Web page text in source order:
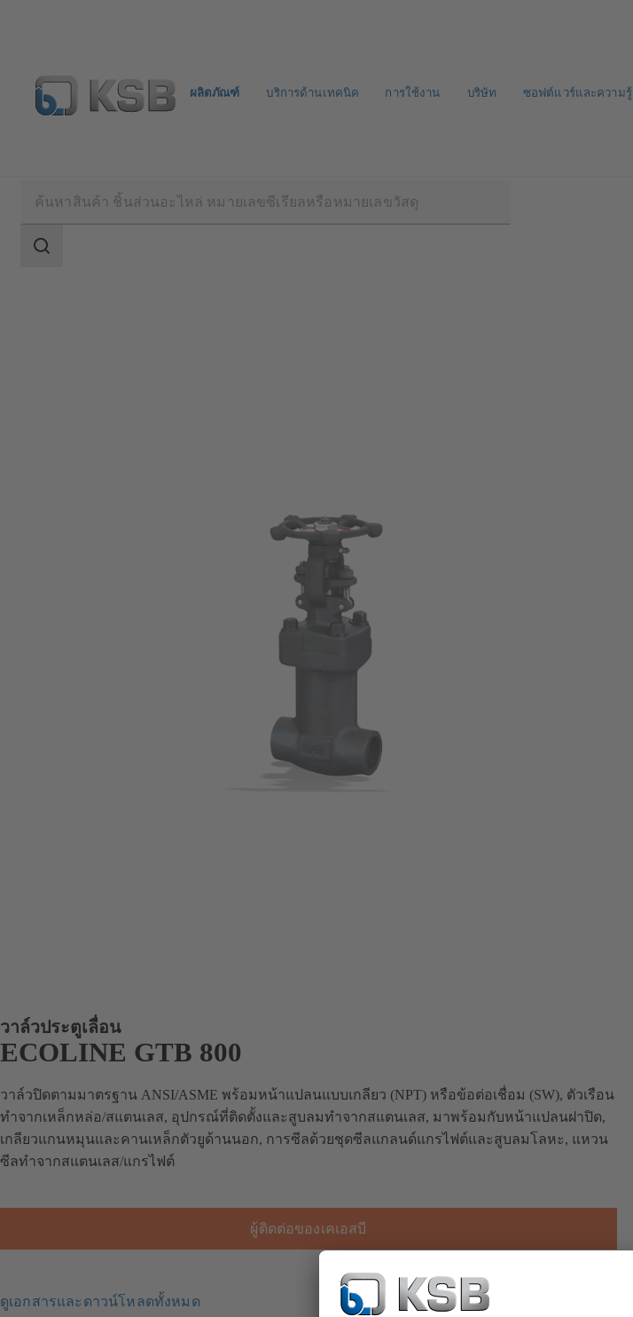
ผลิตภัณฑ์ บริการด้านเทคนิค การใช้งาน บริษัท ซอฟต์แวร์และความรู้
การ
ขอบเขต
วาล์วประตูเลื่อน
ECOLINE GTB 800
วาล์วปิดตามมาตรฐาน ANSI/ASME พร้อมหน้าแปลนแบบเกลียว (NPT) หรือข้อต่อเชื่อม (SW), ตัวเรือน
ทำจากเหล็กหล่อ/สแตนเลส, อุปกรณ์ที่ติดตั้งและสูบลมทำจากสแตนเลส, มาพร้อมกับหน้าแปลนฝาปิด,
เกลียวแกนหมุนและคานเหล็กตัวยูด้านนอก, การซีลด้วยชุดซีลแกลนด์แกรไฟต์และสูบลมโลหะ, แหวน
ซีลทำจากสแตนเลส/แกรไฟต์
ผู้ติดต่อของเคเอสบี
ดูเอกสารและดาวน์โหลดทั้งหมด